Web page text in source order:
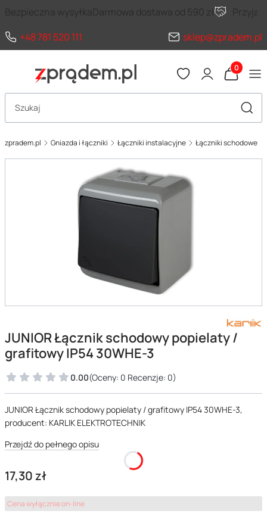
Bezpieczna wysyłkaDarmowa dostawa od 590 zł
+48 781 520 111
sklep@zpradem.pl
Produkty
Otwórz wyszukiwarkę
zpradem.pl Gniazda i łączniki Łączniki instalacyjne Łączniki schodowe
JUNIOR Łącznik schodowy popielaty /
grafitowy IP54 30WHE-3
0.00(Oceny: 0 Recenzje: 0)
JUNIOR Łącznik schodowy popielaty / grafitowy IP54 30WHE-3,
producent: KARLIK ELEKTROTECHNIK
Przejdź do pełnego opisu
Cena
17,30 zł
Cena wyłącznie on-line